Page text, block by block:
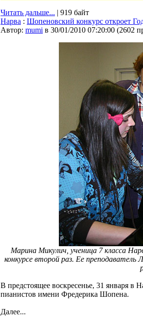
Читать дальше... | 919 байт
Нарва : Шопеновский конкурс откроет
Автор: mumi в 30/01/2010 07:20:00 (2602
Марина Микулич, ученица 7 класса
конкурсе второй раз. Ее
В предстоящее воскресенье, 31 января
пианистов имени Фредерика Шопена.
Далее...